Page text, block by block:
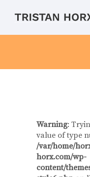
Warning:
value of type
/var/home/
horx.com/wp-
content/